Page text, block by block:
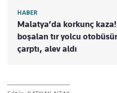
HABER
Malatya’da korkunç
boşalan tır yolcu
çarptı, alev aldı